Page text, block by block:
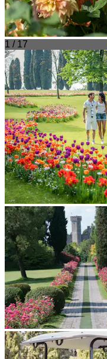
1 / 17